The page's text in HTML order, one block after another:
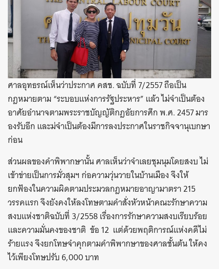
ศาลอุทธรณ์เห็นว่าประกาศ คสช. ฉบับที่ 7/2557 ถือเป็น
กฎหมายตาม “ระบอบแห่งการรัฐประหาร” แล้ว ไม่จำเป็นต้อง
อาศัยอำนาจตามพระราชบัญญัติกฎอัยการศึก พ.ศ. 2457 มาร
องรับอีก และม่จำเป็นต้องมีการลงประกาศในราชกิจจานุเบกษา
ก่อน
ส่วนผลของคำพิพากษานั้น ศาลเห็นว่าจำเลยชุมนุมโดยสงบ ไม่
เข้าข่ายเป็นการมั่วสุมฯ ก่อความวุ่นวายในบ้านเมือง จึงให้
ยกฟ้องในความผิดตามประมวลกฎหมายอาญามาตรา 215
วรรคแรก จึงยังคงให้ลงโทษตามคำสั่งหัวหน้าคณะรักษาความ
สงบแห่งชาติฉบับที่ 3/2558 เรื่องการรักษาความสงบเรียบร้อย
และความมั่นคงของชาติ ข้อ 12 แต่ด้วยพฤติการณ์แห่งคดีไม่
ร้ายแรง จึงยกโทษจำคุกตามคำพิพากษาของศาลชั้นต้น ให้คง
ไว้เพียงโทษปรับ 6,000 บาท